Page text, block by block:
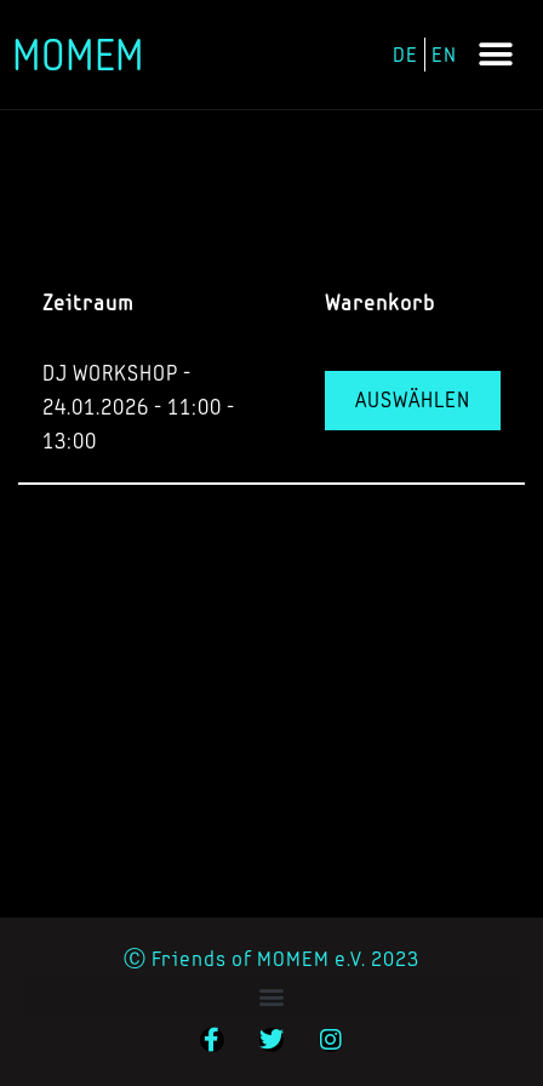
Zum
MOMEM DE EN
Zeitraum Warenkorb
DJ WORKSHOP -
24.01.2026 - 11:00 -
13:00
AUSWÄHLEN
Ⓒ Friends of MOMEM e.V. 2023